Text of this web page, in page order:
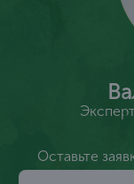
Оставьте